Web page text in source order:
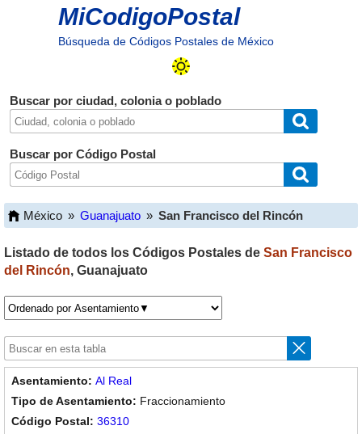
MiCodigoPostal
Búsqueda de Códigos Postales de México
Buscar por ciudad, colonia o poblado
Buscar por Código Postal
México » Guanajuato » San Francisco del Rincón
Listado de todos los Códigos Postales de San Francisco
del Rincón, Guanajuato
Al Real
Fraccionamiento
36310